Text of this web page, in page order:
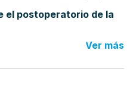
el postoperatorio de la
Ver más